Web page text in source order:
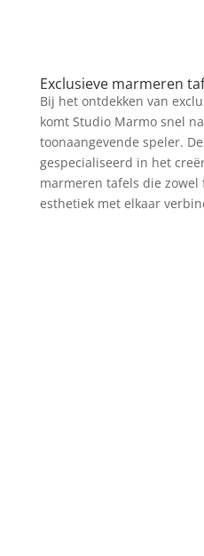
Exclusieve marmeren
Bij het ontdekken van
komt Studio Marmo snel
toonaangevende speler.
gespecialiseerd in het
marmeren tafels die
esthetiek met elkaar